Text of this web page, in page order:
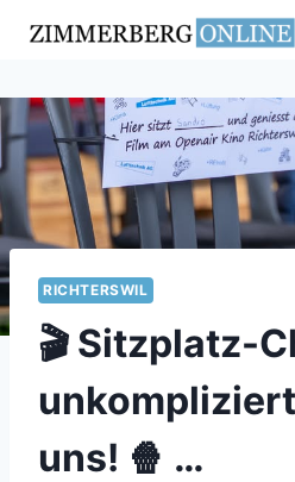
Inhalt
RICHTERSWIL
🎬 Sitzplatz-
uns! 🍿 …